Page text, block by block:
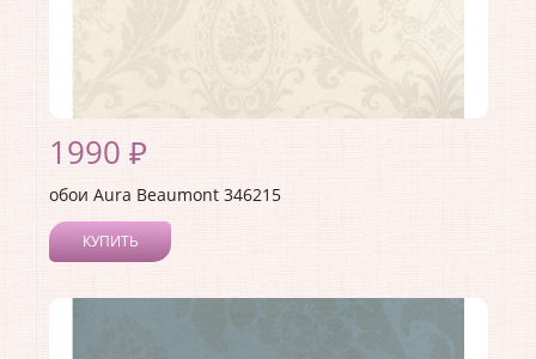
1990 ₽
обои Aura Beaumont 346215
КУПИТЬ
Коллекция:Beaumont